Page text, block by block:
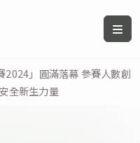
2024」圓滿落幕 參賽人數創
全新生力量